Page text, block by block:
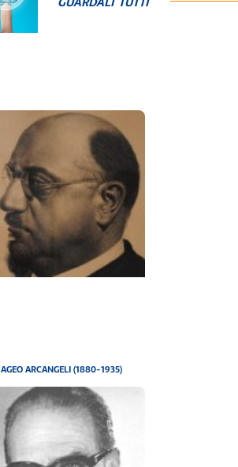
AGEO ARCANGELI (1880-1935)